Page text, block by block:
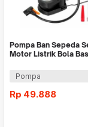
Pompa Ban Sepeda
Motor Listrik Bola
Pompa
Rp 49.888